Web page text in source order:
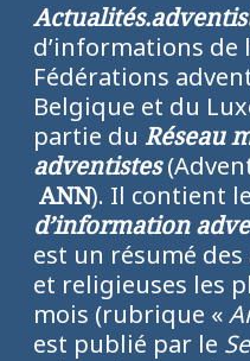
d’informations de
Fédérations
Belgique et du
partie du Réseau
adventistes
ANN). Il contient le
d’information
est un résumé
et religieuses les
mois (rubrique «
est publié par le